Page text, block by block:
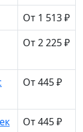
От 1 513 ₽
От 2 225 ₽
От 445 ₽
От 445 ₽